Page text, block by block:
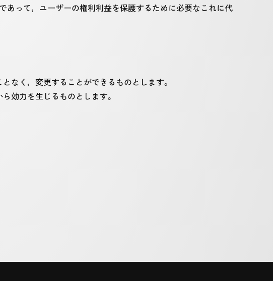
って，ユーザーの権利利益を保護するために必要なこれに代
なく，変更することができるものとします。
効力を生じるものとします。